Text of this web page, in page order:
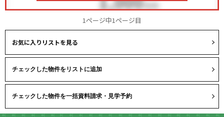
1ページ中1ページ目
お気に入りリストを見る